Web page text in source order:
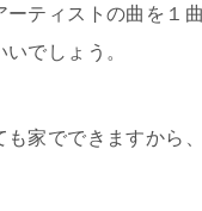
ーティストの曲を１
でしょう。
も家でできますから